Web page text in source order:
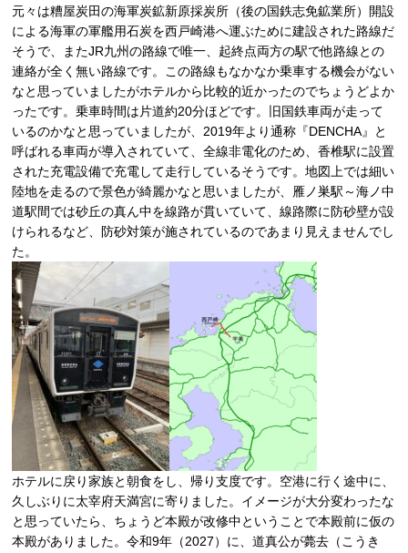
元々は糟屋炭田の海軍炭鉱新原採炭所（後の国鉄志免鉱業所）開設
による海軍の軍艦用石炭を西戸崎港へ運ぶために建設された路線だ
そうで、またJR九州の路線で唯一、起終点両方の駅で他路線との
連絡が全く無い路線です。この路線もなかなか乗車する機会がない
なと思っていましたがホテルから比較的近かったのでちょうどよか
ったです。乗車時間は片道約20分ほどです。旧国鉄車両が走って
いるのかなと思っていましたが、2019年より通称『DENCHA』と
呼ばれる車両が導入されていて、全線非電化のため、香椎駅に設置
された充電設備で充電して走行しているそうです。地図上では細い
陸地を走るので景色が綺麗かなと思いましたが、雁ノ巣駅～海ノ中
道駅間では砂丘の真ん中を線路が貫いていて、線路際に防砂壁が設
けられるなど、防砂対策が施されているのであまり見えませんでし
た。
ホテルに戻り家族と朝食をし、帰り支度です。空港に行く途中に、
久しぶりに太宰府天満宮に寄りました。イメージが大分変わったな
と思っていたら、ちょうど本殿が改修中ということで本殿前に仮の
本殿がありました。令和9年（2027）に、道真公が薨去（こうき